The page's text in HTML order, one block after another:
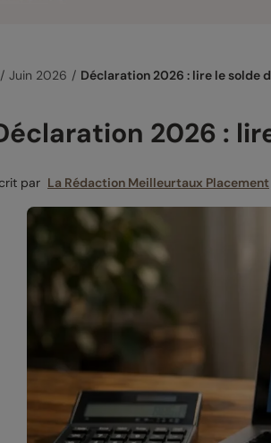
Juin 2026 Déclaration 2026 : lire le solde
2026 :
par La Rédaction Meilleurtaux Placement